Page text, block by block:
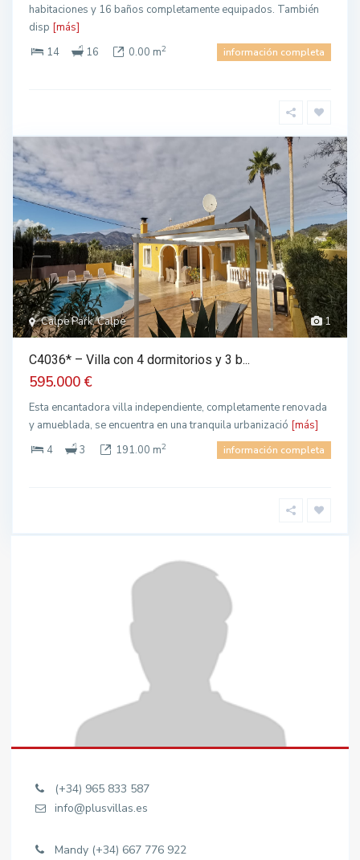
habitaciones y 16 baños completamente equipados. También
disp [más]
14
16 0.00 m2 información completa
1
Calpe Park, Calpe
C4036* – Villa con 4 dormitorios y 3 b...
595.000 €
Esta encantadora villa independiente, completamente renovada
y amueblada, se encuentra en una tranquila urbanizació [más]
4
3 191.00 m2 información completa
(+34) 965 833 587
info@plusvillas.es
Mandy (+34) 667 776 922